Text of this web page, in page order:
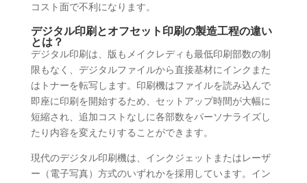
コスト面で不利になります。
デジタル印刷とオフセット印刷の製造工程の違い
とは？
デジタル印刷は、版もメイクレディも最低印刷部数の制
限もなく、デジタルファイルから直接基材にインクまた
はトナーを転写します。印刷機はファイルを読み込んで
即座に印刷を開始するため、セットアップ時間が大幅に
短縮され、追加コストなしに各部数をパーソナライズし
たり内容を変えたりすることができます。
現代のデジタル印刷機は、インクジェットまたはレーザ
ー（電子写真）方式のいずれかを採用しています。イン